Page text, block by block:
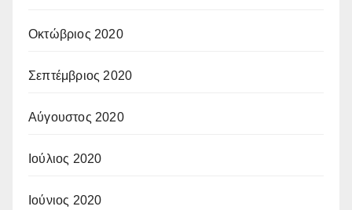
Οκτώβριος 2020
Σεπτέμβριος 2020
Αύγουστος 2020
Ιούλιος 2020
Ιούνιος 2020